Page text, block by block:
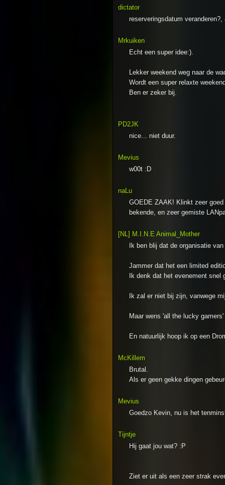
dictator
reserveringsdatum
Mrkuiken
Echt een super idee:).
Lekker weekend weg naar de
Wordt een super relaxte
Ben er zeker bij.
PD2JK
nice... niet duur.
Mevius
w00t :D
naLu
GOEDE ZAAK! Klinkt zeer
bekende, en zeer gemiste
[NL] M.I.N.E Animal_Mother
Ik ben blij dat de organisatie
Jammer dat het een limited
Ik denk dat het evenement
Ik zal er niet bij zijn, vanwege
Maar wens 'all the lucky
En natuurlijk hoop ik op een
McKillem
Brutal.
Als er geen gekke dingen
Mevius
Goedzo Kevin, nu is het
Tijntje
Hij gaat jou wat? :P
Ziet er uit als een zeer strak